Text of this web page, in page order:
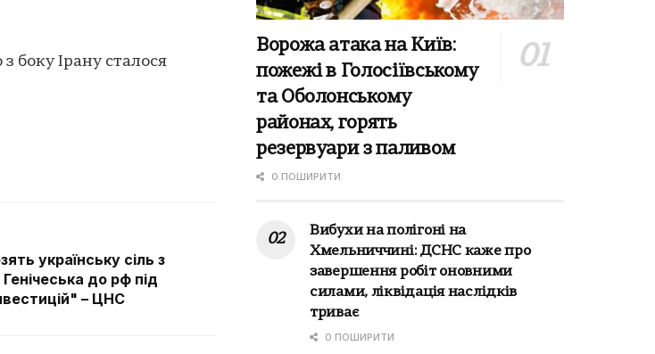
боку Ірану сталося
українську сіль з
до рф під
– ЦНС
Ворожа атака на Київ:
пожежі в Голосіївському
та Оболонському
районах, горять
резервуари з паливом
0 ПОШИРИТИ
Вибухи на полігоні на
Хмельниччині: ДСНС каже про
завершення робіт оновними
силами, ліквідація наслідків
триває
0 ПОШИРИТИ